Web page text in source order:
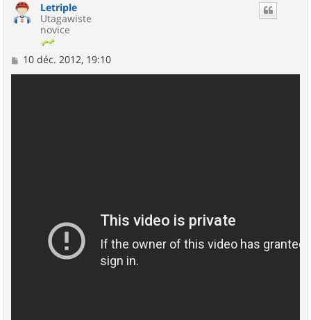
Letriple
Utagawiste
novice
M10 déc. 2012, 19:10